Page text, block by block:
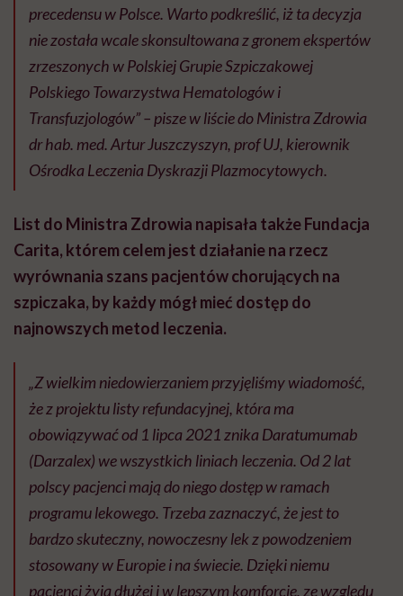
precedensu w Polsce. Warto podkreślić, iż ta decyzja
nie została wcale skonsultowana z gronem ekspertów
zrzeszonych w Polskiej Grupie Szpiczakowej
Polskiego Towarzystwa Hematologów i
Transfuzjologów” – pisze w liście do Ministra Zdrowia
dr hab. med. Artur Juszczyszyn, prof UJ, kierownik
Ośrodka Leczenia Dyskrazji Plazmocytowych.
List do Ministra Zdrowia napisała także Fundacja
Carita, którem celem jest działanie na rzecz
wyrównania szans pacjentów chorujących na
szpiczaka, by każdy mógł mieć dostęp do
najnowszych metod leczenia.
„Z wielkim niedowierzaniem przyjęliśmy wiadomość,
że z projektu listy refundacyjnej, która ma
obowiązywać od 1 lipca 2021 znika Daratumumab
(Darzalex) we wszystkich liniach leczenia. Od 2 lat
polscy pacjenci mają do niego dostęp w ramach
programu lekowego. Trzeba zaznaczyć, że jest to
bardzo skuteczny, nowoczesny lek z powodzeniem
stosowany w Europie i na świecie. Dzięki niemu
pacjenci żyją dłużej i w lepszym komforcie, ze względu